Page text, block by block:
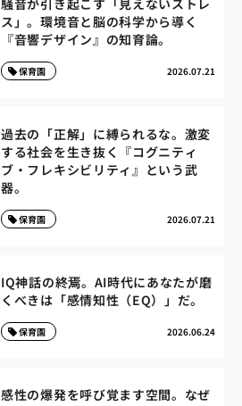
騒音が引き起こす「見えないストレ
ス」。環境音と脳の科学から導く
『音響デザイン』の知育論。
2026.07.21
保育園
過去の「正解」に縛られるな。激変
する社会を生き抜く『コグニティ
ブ・フレキシビリティ』という武
器。
2026.07.21
保育園
IQ神話の終焉。AI時代にあなたが磨
くべきは「感情知性（EQ）」だ。
2026.06.24
保育園
感性の爆発を呼び覚ます空間。なぜ